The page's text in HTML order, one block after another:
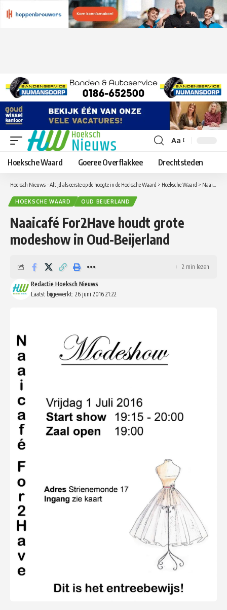
Lettergrootte
aanpassen
Aa
Hoeksche Waard Goeree Overflakkee Drechtsteden
Hoeksch Nieuws – Altijd als eerste op de hoogte in de Hoeksche Waard > Hoeksche Waard > Naaicafé For2Have houdt grote modeshow in Oud-Beijerland
HOEKSCHE WAARD OUD BEIJERLAND
Naaicafé For2Have houdt grote
modeshow in Oud-Beijerland
Laatst bijgewerkt: 26 juni 2016 21:22
Redactie Hoeksch Nieuws
2 min lezen